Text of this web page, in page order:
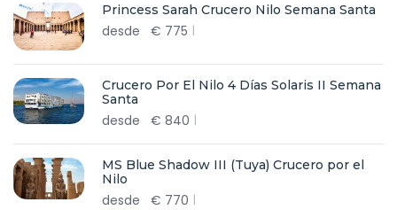
Princess Sarah Crucero Nilo Semana Santa
desde € 775
Crucero Por El Nilo 4 Días Solaris II Semana
Santa
desde € 840
MS Blue Shadow III (Tuya) Crucero por el
Nilo
desde € 770